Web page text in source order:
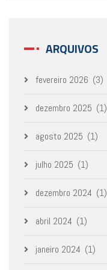
ARQUIVOS
fevereiro 2026 (3)
dezembro 2025 (1)
agosto 2025 (1)
julho 2025 (1)
dezembro 2024 (1)
abril 2024 (1)
janeiro 2024 (1)